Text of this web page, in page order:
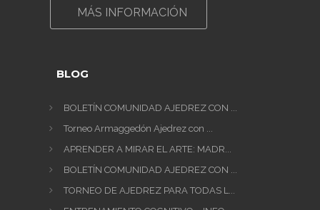
MÁS INFORMACIÓN
BLOG
BOLETÍN COMUNIDAD AJEDREZ CON ...
Torneo Armaggedón Ajedrez con ...
APRENDER A MIRAR EL ARTE: MADR...
BOLETÍN COMUNIDAD AJEDREZ CON ...
TORNEO DE AJEDREZ PARA TODAS L...